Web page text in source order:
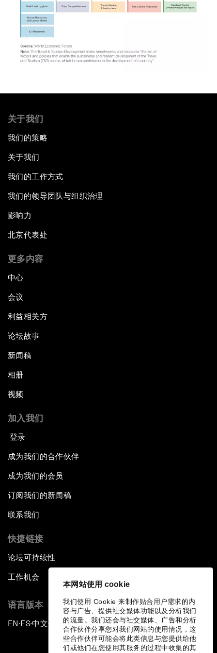
本网站使用 cookie
我们使用 Cookie 来制作贴合用户需求的内
容与广告、提供社交媒体功能以及分析我们
的流量。我们还会与社交媒体、广告和分析
合作伙伴分享您对我们网站的使用情况，这
些合作伙伴可能会将此类信息与您提供给他
们或他们在您使用其服务的过程中收集的其
关于我们
我们的策略
关于我们
我们的工作方式
我们的领导团队与组织治理
影响力
北京代表处
更多内容
中心
会议
利益相关方
论坛故事
新闻稿
相册
视频
加入我们
登录
成为我们的合作伙伴
成为我们的会员
订阅我们的新闻稿
联系我们
快捷链接
论坛可持续性
工作机会
语言版本
EN ▪ES▪中文▪ 日本語